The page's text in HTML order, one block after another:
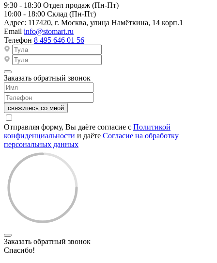
9:30 - 18:30 Отдел продаж (Пн-Пт)
10:00 - 18:00 Склад (Пн-Пт)
Адрес: 117420, г. Москва, улица Намёткина, 14 корп.1
Email info@stomart.ru
Телефон 8 495 646 01 56
Заказать обратный звонок
свяжитесь со мной
Отправляя форму, Вы даёте согласие с Политикой
конфиденциальности и даёте Согласие на обработку
персональных данных
Заказать обратный звонок
Спасибо!